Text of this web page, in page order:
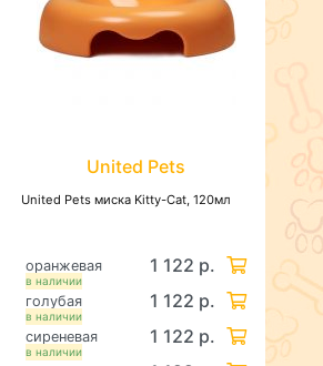
United Pets
United Pets миска Kitty-Cat, 120мл
в наличии
оранжевая 1 122 р.
в наличии
голубая 1 122 р.
в наличии
сиреневая 1 122 р.